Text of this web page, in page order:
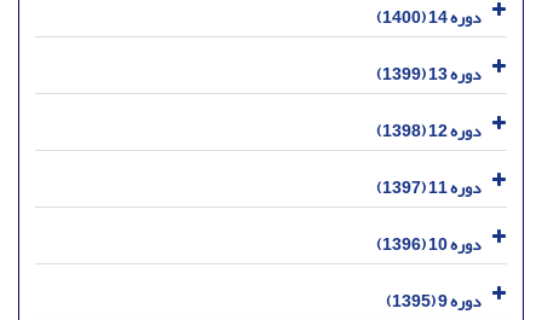
دوره 14 (1400)
دوره 13 (1399)
دوره 12 (1398)
دوره 11 (1397)
دوره 10 (1396)
دوره 9 (1395)